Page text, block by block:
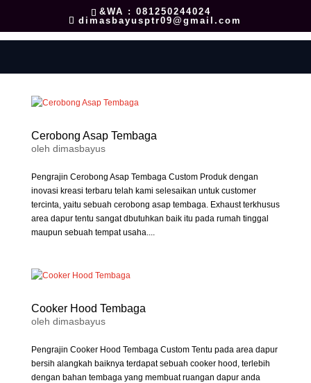
&WA : 081250244024
dimasbayusptr09@gmail.com
Cerobong Asap Tembaga
oleh dimasbayus
Pengrajin Cerobong Asap Tembaga Custom Produk dengan
inovasi kreasi terbaru telah kami selesaikan untuk customer
tercinta, yaitu sebuah cerobong asap tembaga. Exhaust terkhusus
area dapur tentu sangat dbutuhkan baik itu pada rumah tinggal
maupun sebuah tempat usaha....
Cooker Hood Tembaga
oleh dimasbayus
Pengrajin Cooker Hood Tembaga Custom Tentu pada area dapur
bersih alangkah baiknya terdapat sebuah cooker hood, terlebih
dengan bahan tembaga yang membuat ruangan dapur anda